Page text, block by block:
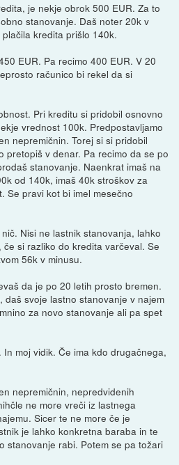
je nekje obrok 500 EUR. Za to
stanovanje. Daš noter 20k v
kredita prišlo 140k.
EUR. Pa recimo 400 EUR. V 20
računico bi rekel da si
Pri kreditu si pridobil osnovno
vrednost 100k. Predpostavljamo
nepremičnin. Torej si si pridobil
pretopiš v denar. Pa recimo da se po
stanovanje. Naenkrat imaš na
od 140k, imaš 40k stroškov za
Se pravi kot bi imel mesečno
Nisi ne lastnik stanovanja, lahko
si razliko do kredita varčeval. Se
56k v minusu.
da je po 20 letih prosto bremen.
daš svoje lastno stanovanje v najem
za novo stanovanje ali pa spet
moj vidik. Če ima kdo drugačnega,
nepremičnin, nepredvidenih
ne more vreči iz lastnega
Sicer te ne more če je
je lahko konkretna baraba in te
stanovanje rabi. Potem se pa tožari